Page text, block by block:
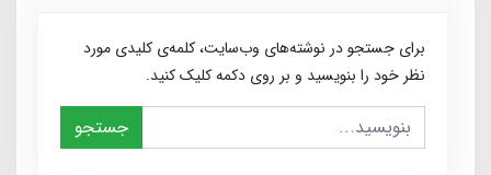
برای جستجو در نوشته‌های وب‌سایت، کلمه‌ی کلیدی مورد
نظر خود را بنویسید و بر روی دکمه کلیک کنید.
جستجو